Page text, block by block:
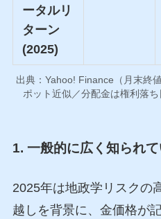
ータルリ
ターン
(2025)
出典：Yahoo! Finance（月末終
ポット近似／分配金は権利落
1. 一般的に広く知られ
2025年は地政学リスクの
越しを背景に、金価格が